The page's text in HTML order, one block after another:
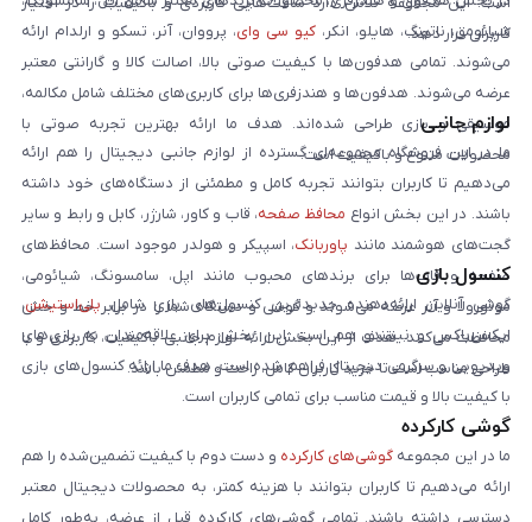
کاربران قرار دهد.
شیائومی، ناتینگ، هایلو، انکر، کیو سی وای، پرووان، آنر، تسکو و ارلدام ارائه
می‌شوند. تمامی هدفون‌ها با کیفیت صوتی بالا، اصالت کالا و گارانتی معتبر
عرضه می‌شوند. هدفون‌ها و هندزفری‌ها برای کاربری‌های مختلف شامل مکالمه،
موسیقی و بازی طراحی شده‌اند. هدف ما ارائه بهترین تجربه صوتی با
محصولات متنوع و باکیفیت است.
لوازم جانبی
ما در این فروشگاه مجموعه‌ای گسترده از لوازم جانبی دیجیتال را هم ارائه
می‌دهیم تا کاربران بتوانند تجربه کامل و مطمئنی از دستگاه‌های خود داشته
باشند. در این بخش انواع محافظ صفحه، قاب و کاور، شارژر، کابل و رابط و سایر
گجت‌های هوشمند مانند پاوربانک، اسپیکر و هولدر موجود است. محافظ‌های
صفحه و قاب‌ها برای برندهای محبوب مانند اپل، سامسونگ، شیائومی،
موتورولا و آنر عرضه می‌شوند و گوشی و دستگاه شما را در برابر خط و خش
محافظت می‌کنند. هدف از این بخش ارائه لوازم جانبی باکیفیت، کاربردی و با
طراحی مناسب است تا خرید کاربران کامل، راحت و مطمئن باشد.
کنسول بازی
گوشی آنلاین ارائه‌دهنده جدیدترین کنسول‌های بازی شامل پلی‌استیشن،
ایکس‌باکس و نینتندو هم است. این بخش برای علاقه‌مندان به بازی‌های
ویدیویی و سرگرمی دیجیتال فراهم شده است. هدف ما ارائه کنسول‌های بازی
با کیفیت بالا و قیمت مناسب برای تمامی کاربران است.
گوشی کارکرده
ما در این مجموعه گوشی‌های کارکرده و دست دوم با کیفیت تضمین‌شده را هم
ارائه می‌دهیم تا کاربران بتوانند با هزینه کمتر، به محصولات دیجیتال معتبر
دسترسی داشته باشند. تمامی گوشی‌های کارکرده قبل از عرضه، به‌طور کامل